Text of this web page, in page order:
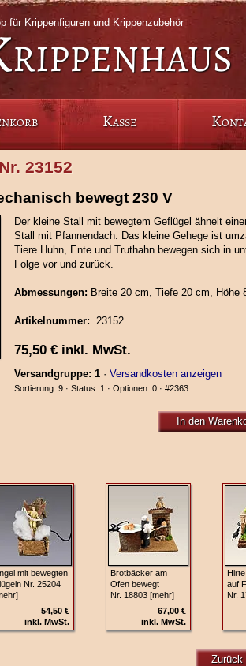
für Krippenfiguren und Krippenzubehör
Kasse
23152
bewegt 230 V
Der kleine Stall mit bewegtem Geflügel ähnelt
Stall mit Pfannendach. Das kleine Gehege ist
Tiere Huhn, Ente und Truthahn bewegen sich in
Folge vor und zurück.
Abmessungen: Breite 20 cm, Tiefe 20 cm, Höhe
Artikelnummer: 23152
75,50 €inkl. MwSt.
Versandgruppe: 1· Versandkosten anzeigen
Sortierung: 9 · Status: 1 · Optionen: 0 · #2363
In den
mit bewegten
Nr. 25204
54,50 €
inkl. MwSt.
Brotbäcker am
Ofen bewegt
Nr. 18803 [mehr]
67,00 €
inkl. MwSt.
auf
Nr.
Zurück